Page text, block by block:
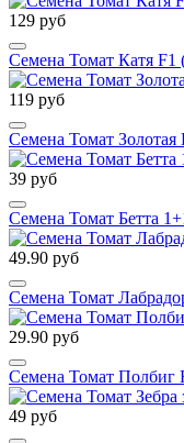
129 руб
Семена Томат Катя F1
119 руб
Семена Томат Золотая
39 руб
Семена Томат Бетта
49.90 руб
Семена Томат
29.90 руб
Семена Томат Полбиг
49 руб